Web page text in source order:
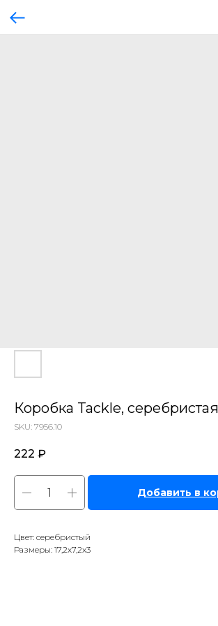
Коробка Tackle, серебристая
SKU: 7956.10
222 ₽
Добавить в
Цвет: серебристый
Размеры: 17,2х7,2х3